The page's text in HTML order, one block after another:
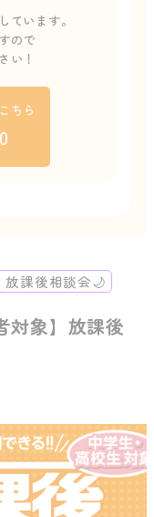
ています。
ので
い！
ちら
対象】放課後
放課後相談会🌙